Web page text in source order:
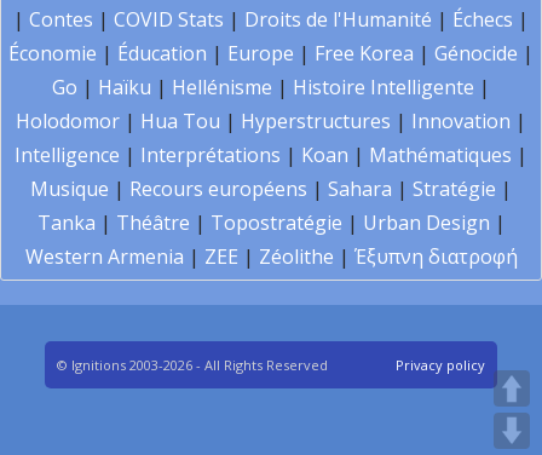
| Contes | COVID Stats | Droits de l'Humanité | Échecs |
Économie | Éducation | Europe | Free Korea | Génocide |
Go | Haïku | Hellénisme | Histoire Intelligente |
Holodomor | Hua Tou | Hyperstructures | Innovation |
Intelligence | Interprétations | Koan | Mathématiques |
Musique | Recours européens | Sahara | Stratégie |
Tanka | Théâtre | Topostratégie | Urban Design |
Western Armenia | ZEE | Zéolithe | Έξυπνη διατροφή
© Ignitions 2003-2026 - All Rights Reserved Privacy policy